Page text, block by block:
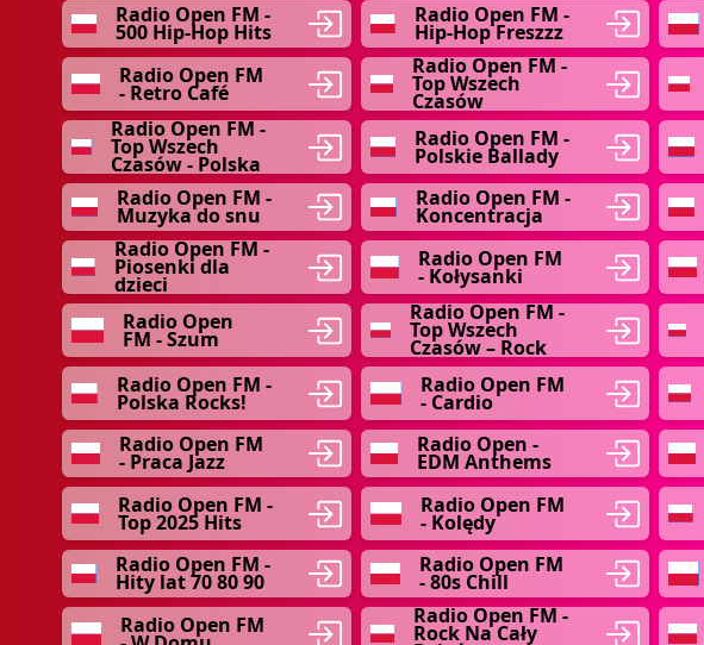
Radio Open FM -
500 Hip-Hop Hits
Radio Open FM -
Hip-Hop Freszzz
Radio Open FM
- Retro Café
Radio Open FM -
Top Wszech
Czasów
Radio Open FM -
Top Wszech
Czasów - Polska
Radio Open FM -
Polskie Ballady
Radio Open FM -
Muzyka do snu
Radio Open FM -
Koncentracja
Radio Open FM -
Piosenki dla
dzieci
Radio Open FM
- Kołysanki
Radio Open
FM - Szum
Radio Open FM -
Top Wszech
Czasów – Rock
Radio Open FM -
Polska Rocks!
Radio Open FM
- Cardio
Radio Open FM
- Praca Jazz
Radio Open -
EDM Anthems
Radio Open FM -
Top 2025 Hits
Radio Open FM
- Kolędy
Radio Open FM -
Hity lat 70 80 90
Radio Open FM
- 80s Chill
Radio Open FM
Radio Open FM -
Rock Na Cały